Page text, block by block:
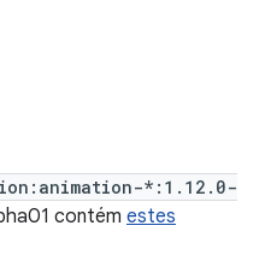
*:1.12.0-
contém estes